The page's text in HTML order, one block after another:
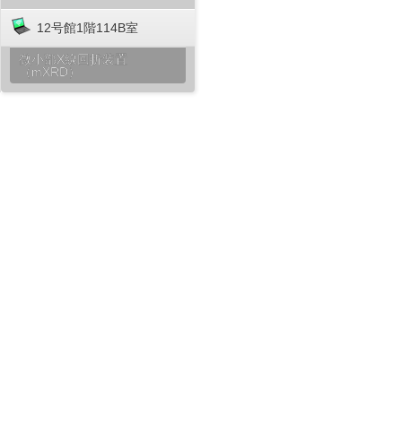
12号館1階114B室
微小部X線回折装置
（mXRD）